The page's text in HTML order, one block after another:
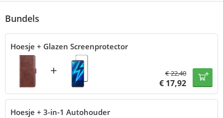
Bundels
Hoesje + Glazen Screenprotector
+ €22,40
€ 17,92
Hoesje + 3-in-1 Autohouder